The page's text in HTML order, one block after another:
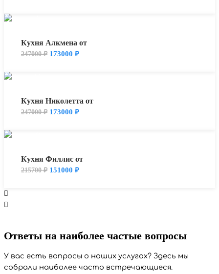
Кухня Алкмена от
247000₽ 173000 ₽
Кухня Николетта от
247000₽ 173000 ₽
Кухня Филлис от
215700₽ 151000 ₽
Ответы на наиболее частые вопросы
У вас есть вопросы о наших услугах? Здесь мы
собрали наиболее часто встречающиеся.